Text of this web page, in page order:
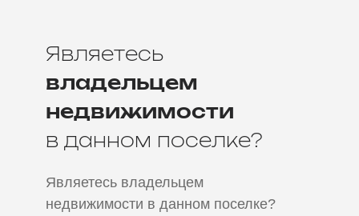
Являетесь
владельцем
недвижимости
в данном поселке?
Являетесь владельцем
недвижимости в данном поселке?